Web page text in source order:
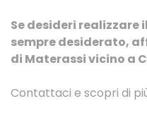
Se desideri realizzare
sempre desiderato,
di Materassi vicino a
Contattaci e scopri di